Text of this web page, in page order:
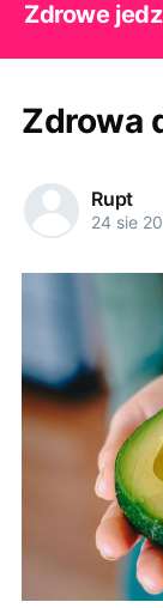
Zdrowe
Zdrowa
Rupt
24 sie